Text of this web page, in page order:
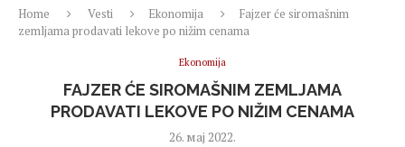
Home Vesti Ekonomija
Fajzer će siromašnim
zemljama prodavati lekove po nižim cenama
Ekonomija
FAJZER ĆE SIROMAŠNIM ZEMLJAMA
PRODAVATI LEKOVE PO NIŽIM CENAMA
26. мај 2022.